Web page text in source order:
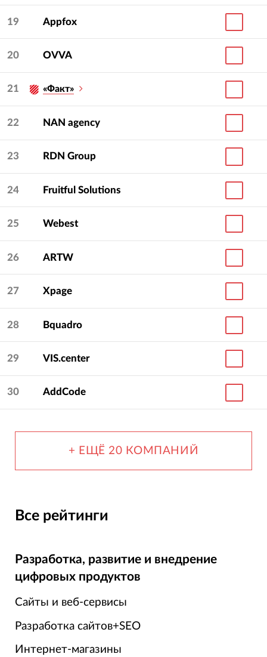
19 Appfox
20 OVVA
21 «Факт»
22 NAN agency
23 RDN Group
24 Fruitful Solutions
25 Webest
26 ARTW
27 Xpage
28 Bquadro
29 VIS.center
30 AddCode
+ ЕЩЁ 20 КОМПАНИЙ
Все рейтинги
Разработка, развитие и внедрение
цифровых продуктов
Сайты и веб-сервисы
Разработка сайтов+SEO
Интернет-магазины